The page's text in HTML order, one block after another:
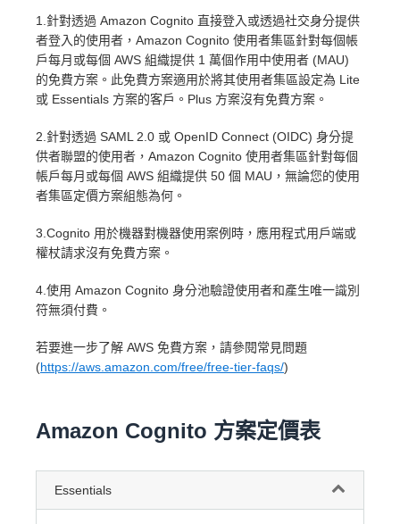
1.針對透過 Amazon Cognito 直接登入或透過社交身分提供
者登入的使用者，Amazon Cognito 使用者集區針對每個帳
戶每月或每個 AWS 組織提供 1 萬個作用中使用者 (MAU)
的免費方案。此免費方案適用於將其使用者集區設定為 Lite
或 Essentials 方案的客戶。Plus 方案沒有免費方案。
2.針對透過 SAML 2.0 或 OpenID Connect (OIDC) 身分提
供者聯盟的使用者，Amazon Cognito 使用者集區針對每個
帳戶每月或每個 AWS 組織提供 50 個 MAU，無論您的使用
者集區定價方案組態為何。
3.Cognito 用於機器對機器使用案例時，應用程式用戶端或
權杖請求沒有免費方案。
4.使用 Amazon Cognito 身分池驗證使用者和產生唯一識別
符無須付費。
若要進一步了解 AWS 免費方案，請參閱常見問題
(https://aws.amazon.com/free/free-tier-faqs/)
Amazon Cognito 方案定價表
Essentials